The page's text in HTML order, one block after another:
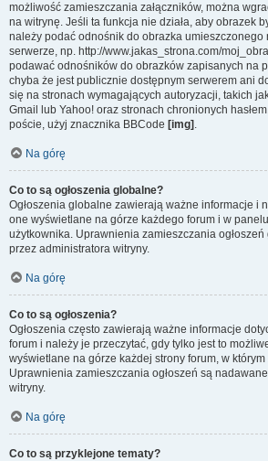
możliwość zamieszczania załączników, można
na witrynę. Jeśli ta funkcja nie działa, aby obrazek
należy podać odnośnik do obrazka
serwerze, np. http://www.jakas_strona.com/
podawać odnośników do obrazków zapisanych na
chyba że jest publicznie dostępnym serwerem ani
się na stronach wymagających autoryzacji, takich
Gmail lub Yahoo! oraz stronach chronionych
poście, użyj znacznika BBCode [img] .
Na górę
Co to są ogłoszenia globalne?
Ogłoszenia globalne zawierają ważne informacje i
one wyświetlane na górze każdego forum i w
użytkownika. Uprawnienia zamieszczania
przez administratora witryny.
Na górę
Co to są ogłoszenia?
Ogłoszenia często zawierają ważne informacje
forum i należy je przeczytać, gdy tylko jest to
wyświetlane na górze każdej strony forum, w którym
Uprawnienia zamieszczania ogłoszeń są
witryny.
Na górę
Co to są przyklejone tematy?